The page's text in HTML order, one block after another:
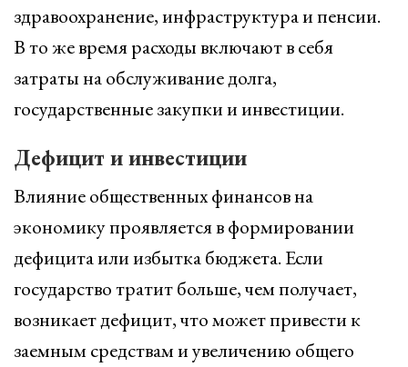
здравоохранение, инфраструктура и пенсии.
В то же время расходы включают в себя
затраты на обслуживание долга,
государственные закупки и инвестиции.
Дефицит и инвестиции
Влияние общественных финансов на
экономику проявляется в формировании
дефицита или избытка бюджета. Если
государство тратит больше, чем получает,
возникает дефицит, что может привести к
заемным средствам и увеличению общего